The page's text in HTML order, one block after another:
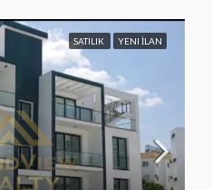
SATILIK YENI İLAN